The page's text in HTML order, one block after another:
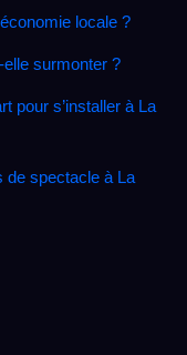
locale ?
surmonter ?
pour s’installer à La
de spectacle à La